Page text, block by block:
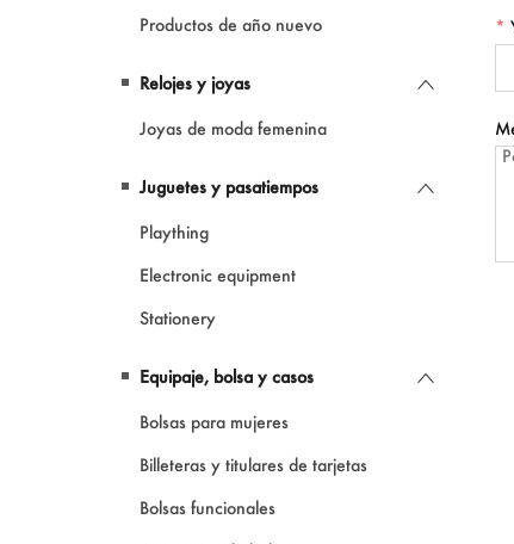
Productos de año nuevo
Relojes y joyas
Joyas de moda femenina
Juguetes y pasatiempos
Plaything
Electronic equipment
Stationery
Equipaje, bolsa y casos
Bolsas para mujeres
Billeteras y titulares de tarjetas
Bolsas funcionales
*